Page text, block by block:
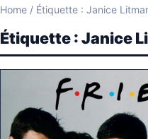
Home / Étiquette : Janice
Étiquette :Janice